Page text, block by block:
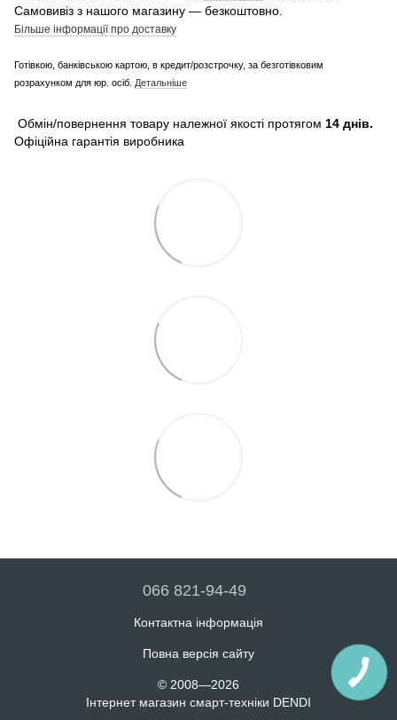
Самовивіз з нашого магазину — безкоштовно.
Більше інформації про доставку
Готівкою, банківською картою, в кредит/розстрочку, за безготівковим
розрахунком для юр. осіб. Детальніше
Обмін/повернення товару належної якості протягом 14 днів.
Офіційна гарантія виробника
066 821-94-49
Контактна інформація
Повна версія сайту
© 2008—2026
Інтернет магазин смарт-техніки DENDI